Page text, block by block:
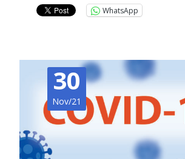
WhatsApp
30
Nov/21